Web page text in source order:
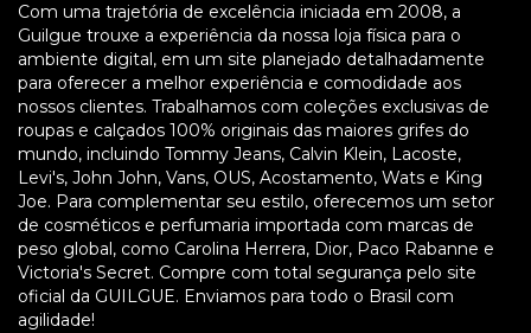
Com uma trajetória de excelência iniciada em 2008, a
Guilgue trouxe a experiência da nossa loja física para o
ambiente digital, em um site planejado detalhadamente
para oferecer a melhor experiência e comodidade aos
nossos clientes. Trabalhamos com coleções exclusivas de
roupas e calçados 100% originais das maiores grifes do
mundo, incluindo Tommy Jeans, Calvin Klein, Lacoste,
Levi's, John John, Vans, OUS, Acostamento, Wats e King
Joe. Para complementar seu estilo, oferecemos um setor
de cosméticos e perfumaria importada com marcas de
peso global, como Carolina Herrera, Dior, Paco Rabanne e
Victoria's Secret. Compre com total segurança pelo site
oficial da GUILGUE. Enviamos para todo o Brasil com
agilidade!